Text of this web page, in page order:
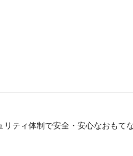
ティ体制で安全・安心なおもて